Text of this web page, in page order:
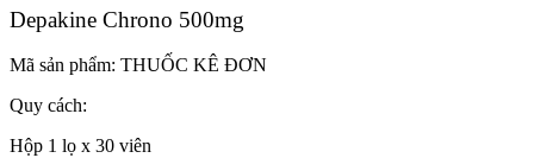
Depakine Chrono 500mg
Mã sản phẩm: THUỐC KÊ ĐƠN
Quy cách:
Hộp 1 lọ x 30 viên